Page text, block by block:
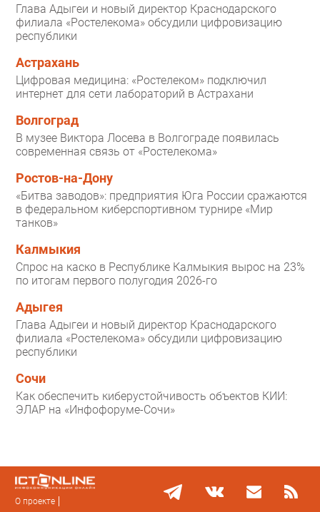
Глава Адыгеи и новый директор Краснодарского
филиала «Ростелекома» обсудили цифровизацию
республики
Астрахань
Цифровая медицина: «Ростелеком» подключил
интернет для сети лабораторий в Астрахани
Волгоград
В музее Виктора Лосева в Волгограде появилась
современная связь от «Ростелекома»
Ростов-на-Дону
«Битва заводов»: предприятия Юга России сражаются
в федеральном киберспортивном турнире «Мир
танков»
Калмыкия
Спрос на каско в Республике Калмыкия вырос на 23%
по итогам первого полугодия 2026-го
Адыгея
Глава Адыгеи и новый директор Краснодарского
филиала «Ростелекома» обсудили цифровизацию
республики
Сочи
Как обеспечить киберустойчивость объектов КИИ:
ЭЛАР на «Инфофоруме-Сочи»
О проекте